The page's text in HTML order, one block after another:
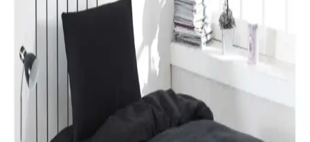
Özdilek Colormix ve Valoroso Çift Kişilik Nevresim
Takımları Karşılaştırması
Bu karşılaştırmada Özdilek Colormix ve Valoroso nevresim
takımlarının kumaş özellikleri, tasarım ve kullanıcı yorumları detaylı
inceleniyor.
Taç Lisanslı Kuromi Temalı Tek Kişilik Pamuklu